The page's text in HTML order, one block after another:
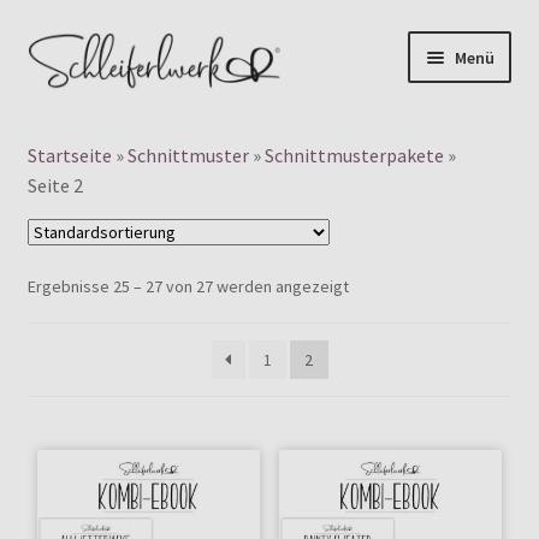
Zur
Navigation
Zum
Inhalt
Menü
👤 Mein Konto
Digitale Schnittmuster
——————–
Startseite »Schnittmuster»Schnittmusterpakete »
Seite 2
Ergebnisse 25 – 27 von 27 werden angezeigt
1 2